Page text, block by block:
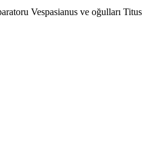
Vespasianus ve oğulları Titus